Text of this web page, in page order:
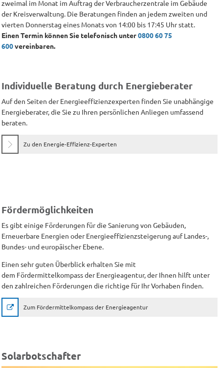
zweimal im Monat im Auftrag der Verbraucherzentrale im Gebäude
der Kreisverwaltung. Die Beratungen finden an jedem zweiten und
vierten Donnerstag eines Monats von 14:00 bis 17:45 Uhr statt.
Einen Termin können Sie telefonisch unter0800 60 75
600vereinbaren.
Individuelle Beratung durch Energieberater
Auf den Seiten der Energieeffizienzexperten finden Sie unabhängige
Energieberater, die Sie zu Ihren persönlichen Anliegen umfassend
beraten.
Zu den Energie-Effizienz-Experten
Fördermöglichkeiten
Es gibt einige Förderungen für die Sanierung von Gebäuden,
Erneuerbare Energien oder Energieeffizienzsteigerung auf Landes-,
Bundes- und europäischer Ebene.
Einen sehr guten Überblick erhalten Sie mit
dem Fördermittelkompass der Energieagentur, der Ihnen hilft unter
den zahlreichen Förderungen die richtige für Ihr Vorhaben finden.
Zum Fördermittelkompass der Energieagentur
Solarbotschafter